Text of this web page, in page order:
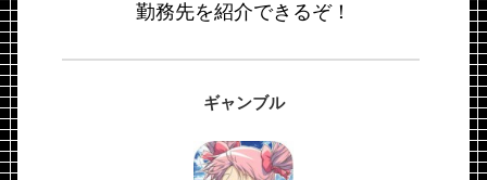
勤務先を紹介できるぞ！
ギャンブル